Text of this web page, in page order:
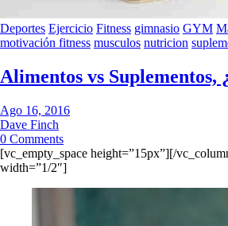
Deportes Ejercicio Fitness gimnasio GYM
motivación fitness musculos nutricion
Alimentos vs Suplementos,
Ago 16, 2016
Dave Finch
0 Comments
[vc_empty_space height=”15px”][/
width=”1/2″]